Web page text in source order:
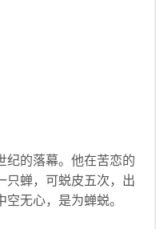
纪的落幕。他在苦恋的
只蝉，可蜕皮五次，出
无心，是为蝉蜕。